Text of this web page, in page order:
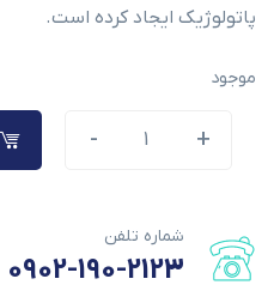
پاتولوژیک ایجاد کرده است.
موجود
شماره تلفن
0902-190-2123